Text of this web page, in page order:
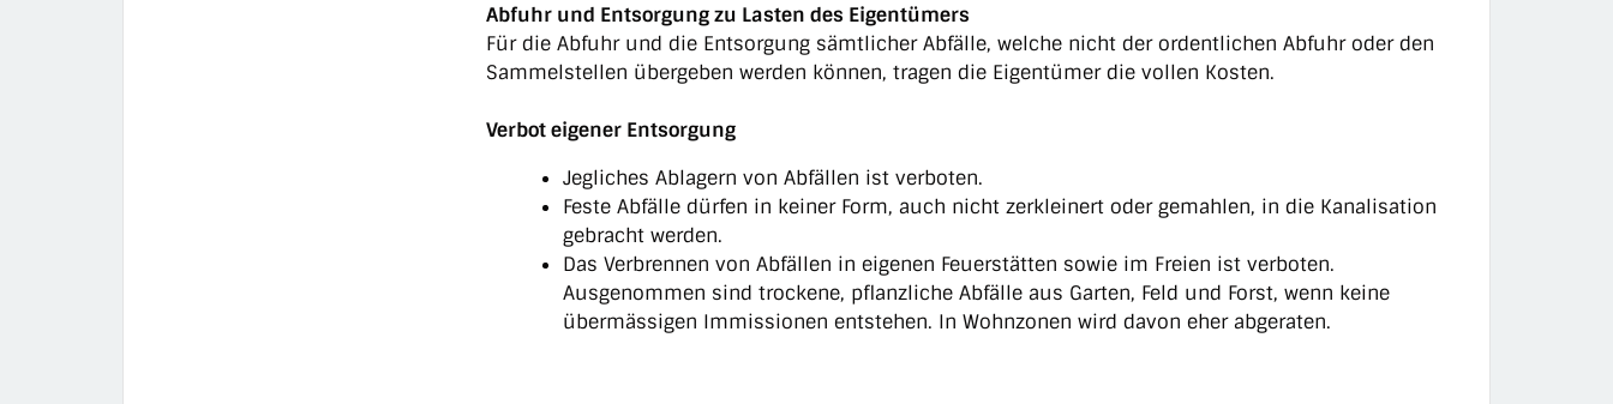
Abfuhr und Entsorgung zu Lasten des Eigentümers
Für die Abfuhr und die Entsorgung sämtlicher Abfälle, welche nicht der ordentlichen Abfuhr oder den
Sammelstellen übergeben werden können, tragen die Eigentümer die vollen Kosten.
Verbot eigener Entsorgung
Jegliches Ablagern von Abfällen ist verboten.
Feste Abfälle dürfen in keiner Form, auch nicht zerkleinert oder gemahlen, in die Kanalisation
gebracht werden.
Das Verbrennen von Abfällen in eigenen Feuerstätten sowie im Freien ist verboten.
Ausgenommen sind trockene, pflanzliche Abfälle aus Garten, Feld und Forst, wenn keine
übermässigen Immissionen entstehen. In Wohnzonen wird davon eher abgeraten.